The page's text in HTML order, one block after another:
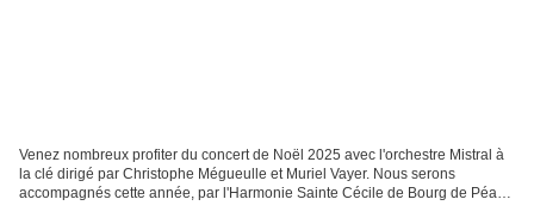
Venez nombreux profiter du concert de Noël 2025 avec l'orchestre Mistral à
la clé dirigé par Christophe Mégueulle et Muriel Vayer. Nous serons
accompagnés cette année, par l'Harmonie Sainte Cécile de Bourg de Péage